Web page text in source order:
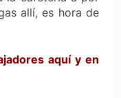
allí, es hora de
aquí y en